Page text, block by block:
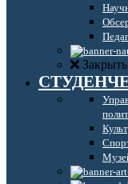
Закрыть